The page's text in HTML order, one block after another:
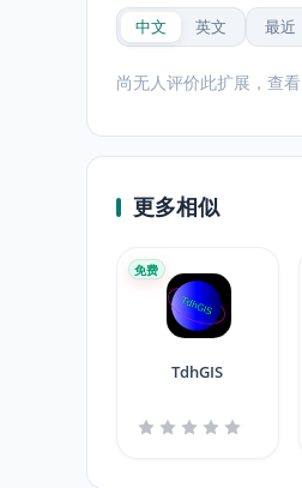
中文 英文 最近
尚无人评价此扩展，查看
更多相似
TdhGIS
免费